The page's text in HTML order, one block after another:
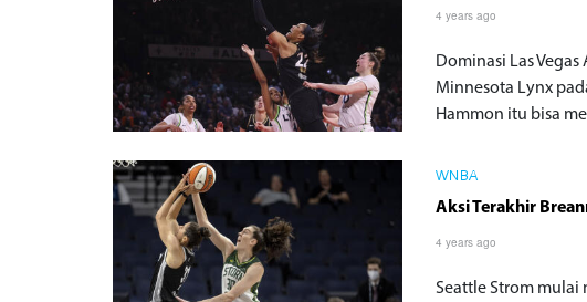
4 years ago
Dominasi Las
Minnesota Lynx
Hammon itu bisa
WNBA
Aksi Terakhir
4 years ago
Seattle Strom mulai